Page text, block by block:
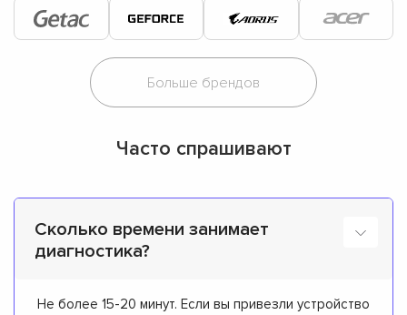
Часто спрашивают
Сколько времени занимает
диагностика?
Не более 15-20 минут. Если вы привезли устройство